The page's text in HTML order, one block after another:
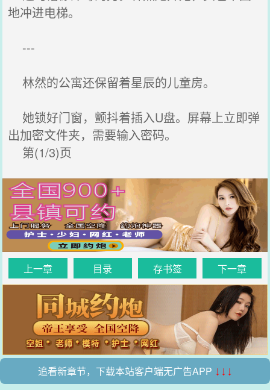
地冲进电梯。
---
林然的公寓还保留着星辰的儿童房。
她锁好门窗，颤抖着插入U盘。屏幕上立即弹
出加密文件夹，需要输入密码。
第(1/3)页
上一章 目录 存书签 下一章
追看新章节，下载本站客户端无广告APP ↓↓↓